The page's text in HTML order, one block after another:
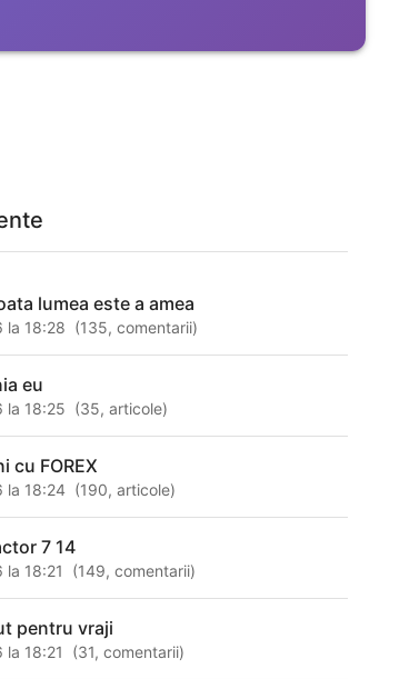
lumea este a amea
la 18:28 (135,comentarii)
eu
la 18:25 (35,articole)
cu FOREX
la 18:24 (190,articole)
7 14
18:21 (149,comentarii)
pentru vraji
18:21 (31,comentarii)